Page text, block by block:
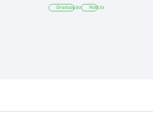
Graduação Notícia